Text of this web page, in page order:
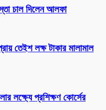
চাল দিলেন আলফা
তেইশ লক্ষ টাকার মালামাল
লক্ষ্যে প্রশিক্ষণ কোর্সের